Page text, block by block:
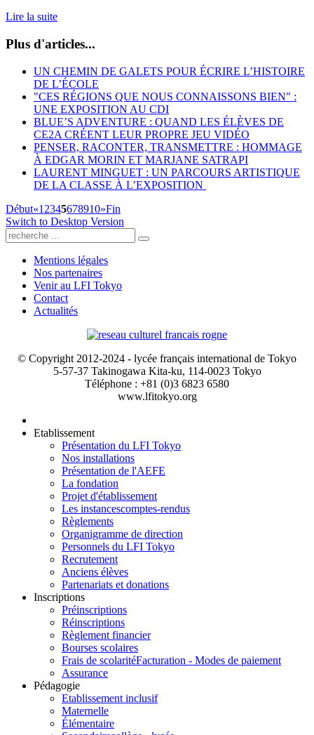
Lire la suite
Plus d'articles...
UN CHEMIN DE GALETS POUR ÉCRIRE L’HISTOIRE
DE L’ÉCOLE
"CES RÉGIONS QUE NOUS CONNAISSONS BIEN" :
UNE EXPOSITION AU CDI
BLUE’S ADVENTURE : QUAND LES ÉLÈVES DE
CE2A CRÉENT LEUR PROPRE JEU VIDÉO
PENSER, RACONTER, TRANSMETTRE : HOMMAGE
À EDGAR MORIN ET MARJANE SATRAPI
LAURENT MINGUET : UN PARCOURS ARTISTIQUE
DE LA CLASSE À L’EXPOSITION
Début«1 2345678910»Fin
Switch to Desktop Version
Mentions légales
Nos partenaires
Venir au LFI Tokyo
Contact
Actualités
© Copyright 2012-2024 - lycée français international de Tokyo
5-57-37 Takinogawa Kita-ku, 114-0023 Tokyo
Téléphone : +81 (0)3 6823 6580
www.lfitokyo.org
Etablissement
Présentation du LFI Tokyo
Nos installations
Présentation de l'AEFE
La fondation
Projet d'établissement
Les instancescomptes-rendus
Règlements
Organigramme de direction
Personnels du LFI Tokyo
Recrutement
Anciens élèves
Partenariats et donations
Inscriptions
Préinscriptions
Réinscriptions
Règlement financier
Bourses scolaires
Frais de scolaritéFacturation - Modes de paiement
Assurance
Pédagogie
Etablissement inclusif
Maternelle
Élémentaire